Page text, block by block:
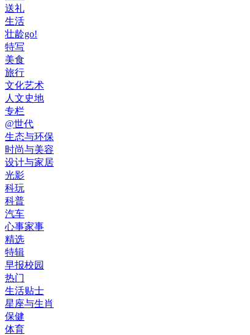
送礼
生活
壮龄go!
特写
美食
旅行
文化艺术
人文史地
专栏
@世代
生态与环保
时尚与美容
设计与家居
光影
科玩
科普
汽车
心事家事
精选
特辑
早报校园
热门
生活贴士
星座与生肖
保健
体育